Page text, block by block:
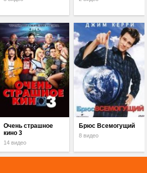
Очень страшное
кино 3
14 видео
Брюс Всемогущий
8 видео